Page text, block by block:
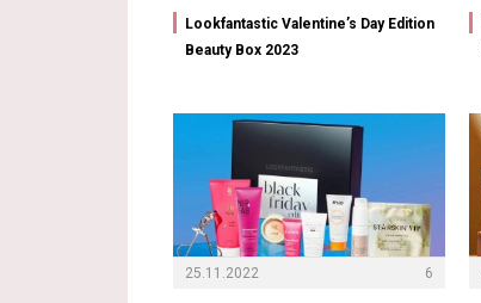
Lookfantastic Valentine’s Day Edition
Beauty Box 2023
25.11.2022 6